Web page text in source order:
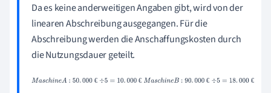
Da es keine anderweitigen Angaben gibt, wird von der
linearen Abschreibung ausgegangen. Für die
Abschreibung werden die Anschaffungskosten durch
die Nutzungsdauer geteilt.
€ € € €
MaschineA:50.000€÷5=10.000€MaschineB:90.000€÷5=18.